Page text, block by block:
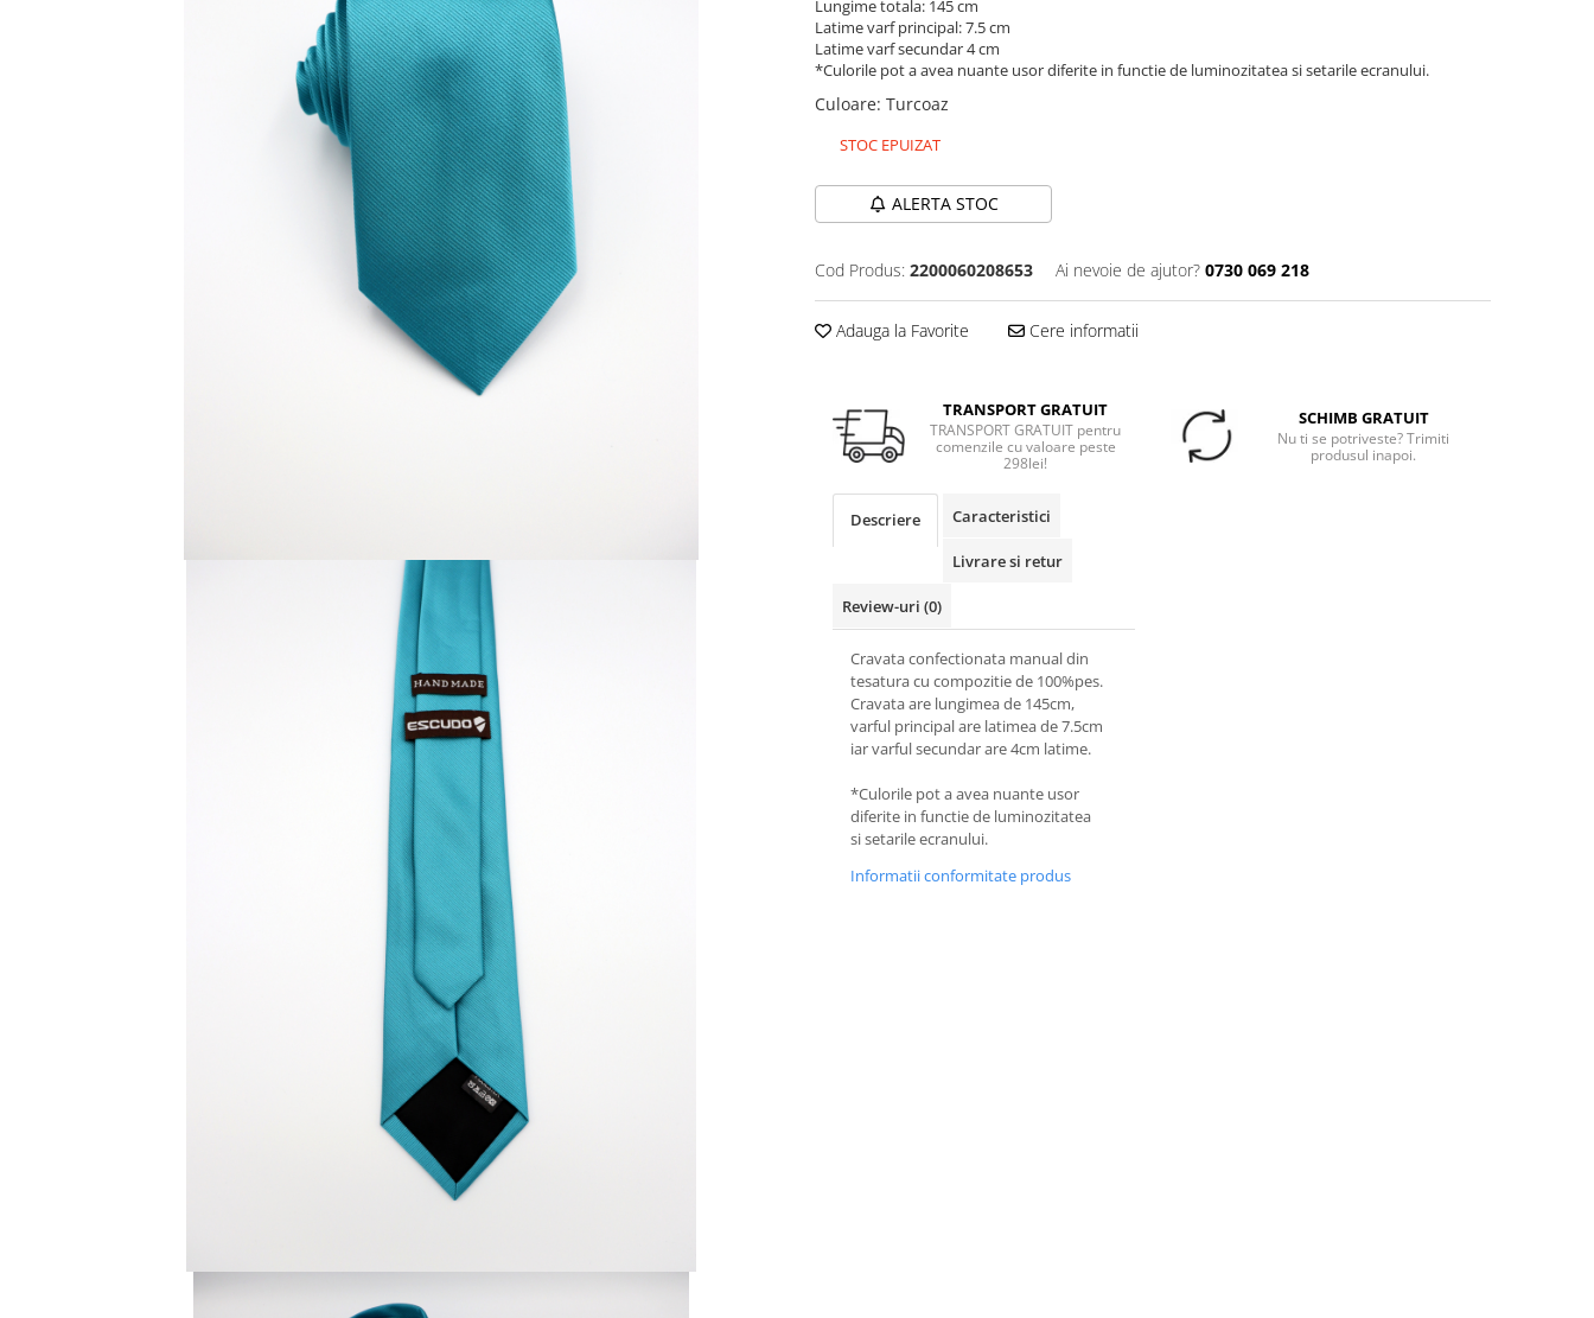
Lungime totala: 145 cm
Latime varf principal: 7.5 cm
Latime varf secundar 4 cm
*Culorile pot a avea nuante usor diferite in functie de luminozitatea si setarile ecranului.
Culoare: Turcoaz
STOC EPUIZAT
ALERTA STOC
Cod Produs: 2200060208653 Ai nevoie de ajutor? 0730 069 218
Adauga la Favorite Cere informatii
TRANSPORT GRATUIT
TRANSPORT GRATUIT pentru
comenzile cu valoare peste
298lei!
SCHIMB GRATUIT
Nu ti se potriveste? Trimiti
produsul inapoi.
Descriere Caracteristici
Livrare si retur
Review-uri (0)
Cravata confectionata manual din
tesatura cu compozitie de 100%pes.
Cravata are lungimea de 145cm,
varful principal are latimea de 7.5cm
iar varful secundar are 4cm latime.
*Culorile pot a avea nuante usor
diferite in functie de luminozitatea
si setarile ecranului.
Informatii conformitate produs